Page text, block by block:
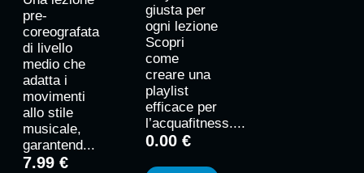
pre-
coreografata
di livello
medio che
adatta i
movimenti
allo stile
musicale,
garantend...
7.99 €
giusta per
ogni lezione
Scopri
come
creare una
playlist
efficace per
l’acquafitness....
0.00 €